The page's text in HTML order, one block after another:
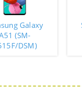
Galaxy
(SM-
DSM)